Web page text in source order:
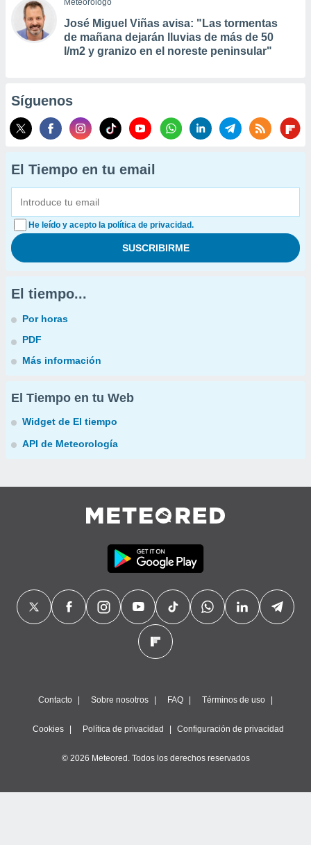
Meteorólogo
José Miguel Viñas avisa: "Las tormentas
de mañana dejarán lluvias de más de 50
l/m2 y granizo en el noreste peninsular"
Síguenos
El Tiempo en tu email
He leído y acepto la política de privacidad.
El tiempo...
Por horas
PDF
Más información
El Tiempo en tu Web
Widget de El tiempo
API de Meteorología
Contacto Sobre nosotros FAQ Términos de uso
Cookies Política de privacidad Configuración de privacidad
© 2026 Meteored. Todos los derechos reservados